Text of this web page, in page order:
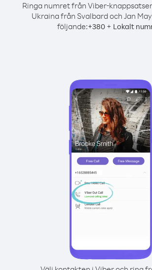
Ringa numret från Viber-
Ukraina från Svalbard och Jan
följande:+380 + Lokalt